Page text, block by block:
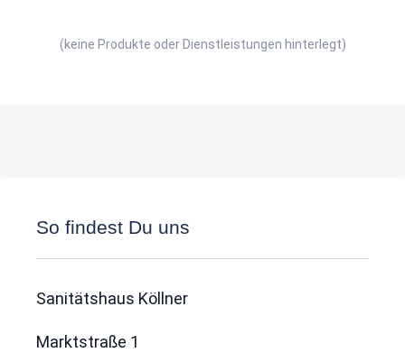
(keine Produkte oder Dienstleistungen hinterlegt)
So findest Du uns
Sanitätshaus Köllner
Marktstraße 1